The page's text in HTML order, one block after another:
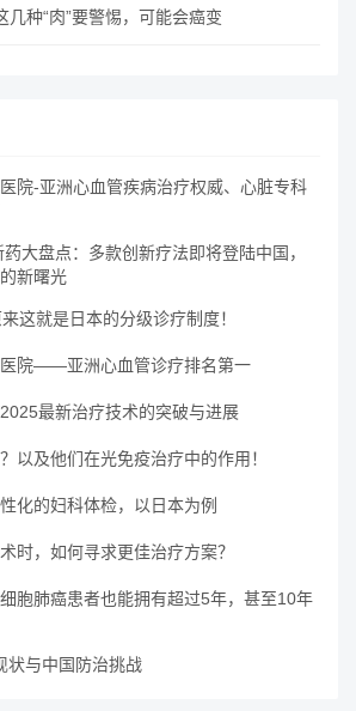
几种“肉”要警惕，可能会癌变
院-亚洲心血管疾病治疗权威、心脏专科
大盘点：多款创新疗法即将登陆中国，
新曙光
这就是日本的分级诊疗制度！
医院——亚洲心血管诊疗排名第一
最新治疗技术的突破与进展
以及他们在光免疫治疗中的作用！
化的妇科体检，以日本为例
时，如何寻求更佳治疗方案？
胞肺癌患者也能拥有超过5年，甚至10年
状与中国防治挑战